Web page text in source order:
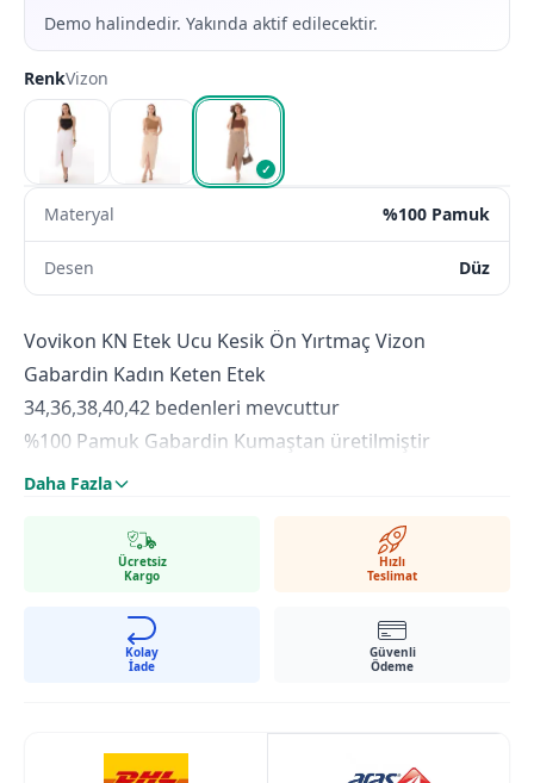
Demo halindedir. Yakında aktif edilecektir.
RenkVizon
✓
Materyal %100 Pamuk
Desen Düz
Vovikon KN Etek Ucu Kesik Ön Yırtmaç Vizon
Gabardin Kadın Keten Etek
34,36,38,40,42 bedenleri mevcuttur
%100 Pamuk Gabardin Kumaştan üretilmiştir
Vizon Renktedir
Etek ucu kesik ön yırtmaç modeldedir
Daha Fazla
Ücretsiz
Kargo
Hızlı
Teslimat
Kolay
İade
Güvenli
Ödeme